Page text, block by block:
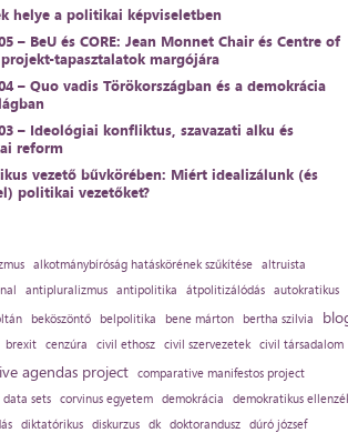
helye a politikai képviseletben
– BeU és CORE: Jean Monnet Chair és Centre of
projekt-tapasztalatok margójára
– Quo vadis Törökországban és a demokrácia
– Ideológiai konfliktus, szavazati alku és
reform
vezető bűvkörében: Miért idealizálunk (és
politikai vezetőket?
alkotmánybíróság hatáskörének szűkítése
altruista
antipluralizmus antipolitika átpolitizálódás autokratikus
beköszöntő belpolitika bene márton bertha szilvia
brexit cenzúra civil ethosz civil szervezetek civil társadalom
agendas project
comparative manifestos project
sets corvinus egyetem demokrácia
demokratikus
diktatórikus diskurzus dk doktorandusz dúró józsef